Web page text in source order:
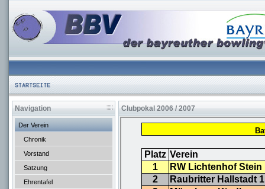
Navigation
Der Verein
Chronik
Vorstand
Satzung
Ehrentafel
Clubpokal 2006 / 2007